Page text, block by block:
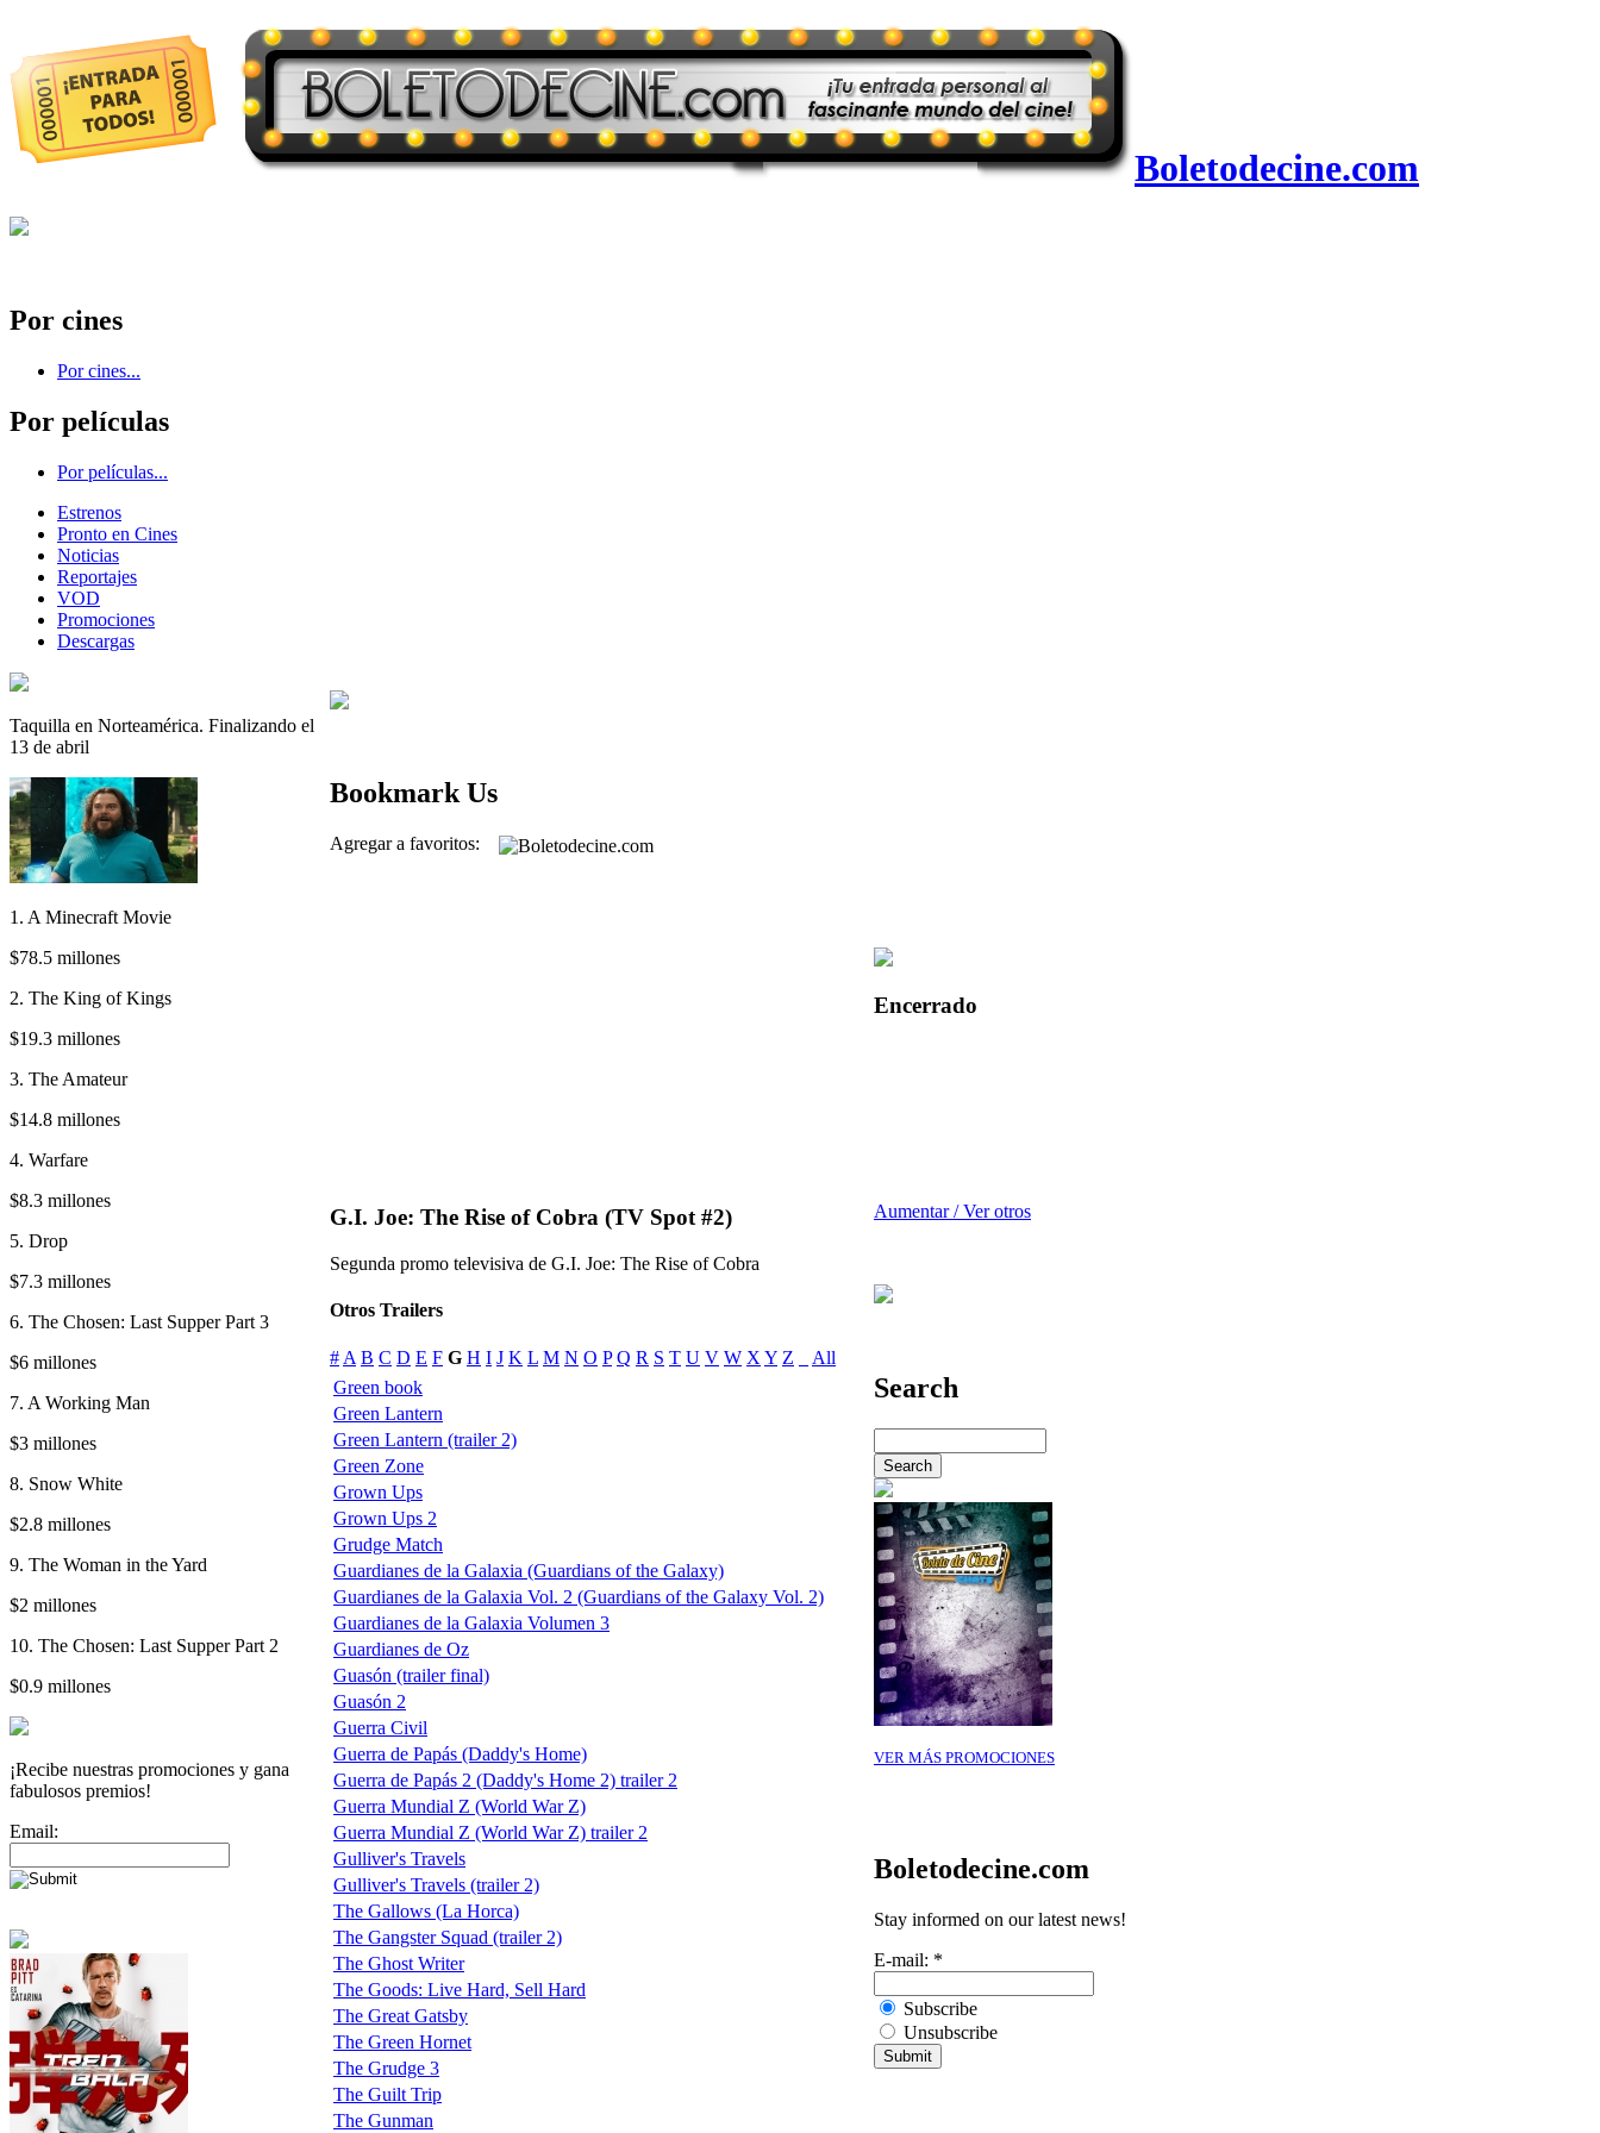
Boletodecine.com
Por cines
Por cines...
Por películas
Por películas...
Estrenos
Pronto en Cines
Noticias
Reportajes
VOD
Promociones
Descargas
Taquilla en Norteamérica. Finalizando el
13 de abril
1. A Minecraft Movie
$78.5 millones
2. The King of Kings
$19.3 millones
3. The Amateur
$14.8 millones
4. Warfare
$8.3 millones
5. Drop
$7.3 millones
6. The Chosen: Last Supper Part 3
$6 millones
7. A Working Man
$3 millones
8. Snow White
$2.8 millones
9. The Woman in the Yard
$2 millones
10. The Chosen: Last Supper Part 2
$0.9 millones
¡Recibe nuestras promociones y gana
fabulosos premios!
Email:
Bookmark Us
Agregar a favoritos:
G.I. Joe: The Rise of Cobra (TV Spot #2)
Segunda promo televisiva de G.I. Joe: The Rise of Cobra
Otros Trailers
# A B C D E F G H I J K L M N O P Q R S T U V W X Y Z
All
Green book
Green Lantern
Green Lantern (trailer 2)
Green Zone
Grown Ups
Grown Ups 2
Grudge Match
Guardianes de la Galaxia (Guardians of the Galaxy)
Guardianes de la Galaxia Vol. 2 (Guardians of the Galaxy Vol. 2)
Guardianes de la Galaxia Volumen 3
Guardianes de Oz
Guasón (trailer final)
Guasón 2
Guerra Civil
Guerra de Papás (Daddy's Home)
Guerra de Papás 2 (Daddy's Home 2) trailer 2
Guerra Mundial Z (World War Z)
Guerra Mundial Z (World War Z) trailer 2
Gulliver's Travels
Gulliver's Travels (trailer 2)
The Gallows (La Horca)
The Gangster Squad (trailer 2)
The Ghost Writer
The Goods: Live Hard, Sell Hard
The Great Gatsby
The Green Hornet
The Grudge 3
The Guilt Trip
The Gunman
Encerrado
Aumentar / Ver otros
Search
VER MÁS PROMOCIONES
Boletodecine.com
Stay informed on our latest news!
E-mail: *
Subscribe
Unsubscribe